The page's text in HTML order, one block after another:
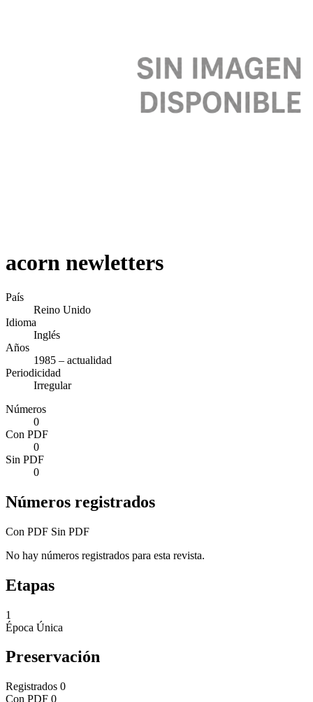
acorn newletters
País
Reino Unido
Idioma
Inglés
Años
1985 – actualidad
Periodicidad
Irregular
Números
0
Con PDF
0
Sin PDF
0
Números registrados
Con PDF Sin PDF
No hay números registrados para esta revista.
Etapas
1
Época Única
Preservación
Registrados 0
Con PDF 0